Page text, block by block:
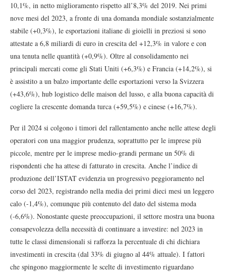
10,1%, in netto miglioramento rispetto all’8,3% del 2019. Nei primi
nove mesi del 2023, a fronte di una domanda mondiale sostanzialmente
stabile (+0,3%), le esportazioni italiane di gioielli in preziosi si sono
attestate a 6,8 miliardi di euro in crescita del +12,3% in valore e con
una tenuta nelle quantità (+0,9%). Oltre al consolidamento nei
principali mercati come gli Stati Uniti (+6,3%) e Francia (+14,2%), si
è assistito a un balzo importante delle esportazioni verso la Svizzera
(+43,6%), hub logistico delle maison del lusso, e alla buona capacità di
cogliere la crescente domanda turca (+59,5%) e cinese (+16,7%).
Per il 2024 si colgono i timori del rallentamento anche nelle attese degli
operatori con una maggior prudenza, soprattutto per le imprese più
piccole, mentre per le imprese medio-grandi permane un 50% di
rispondenti che ha attese di fatturato in crescita. Anche l’indice di
produzione dell’ISTAT evidenzia un progressivo peggioramento nel
corso del 2023, registrando nella media dei primi dieci mesi un leggero
calo (-1,4%), comunque più contenuto del dato del sistema moda
(-6,6%). Nonostante queste preoccupazioni, il settore mostra una buona
consapevolezza della necessità di continuare a investire: nel 2023 in
tutte le classi dimensionali si rafforza la percentuale di chi dichiara
investimenti in crescita (dal 33% di giugno al 44% attuale). I fattori
che spingono maggiormente le scelte di investimento riguardano